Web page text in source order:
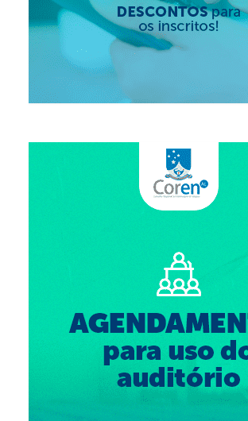
Portarias
Resoluções
Censura Pública
Suspensão do Exercício
Procedimento para registro
Clube de Vantagens
Valores dos serviços
Reserva de auditório